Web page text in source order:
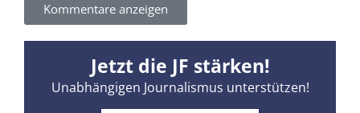
Kommentare anzeigen
Jetzt die JF stärken!
Unabhängigen Journalismus unterstützen!